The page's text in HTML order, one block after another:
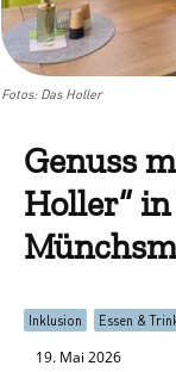
Genuss
Holler“
Inklusion Essen &
19. Mai 2026
Fotos: Das Holler